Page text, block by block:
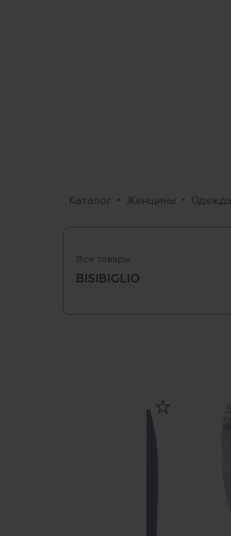
Каталог Женщины Одежда
Все товары
BISIBIGLIO